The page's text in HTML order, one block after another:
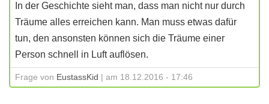
In der Geschichte sieht man, dass man nicht nur durch
Träume alles erreichen kann. Man muss etwas dafür
tun, den ansonsten können sich die Träume einer
Person schnell in Luft auflösen.
Frage von EustassKid | am 18.12.2016 - 17:46